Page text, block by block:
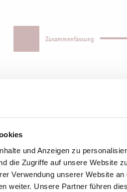
und Anzeigen zu
die Zugriffe auf unsere Website
Verwendung unserer Website
weiter. Unsere Partner führen
Zusammenfassung